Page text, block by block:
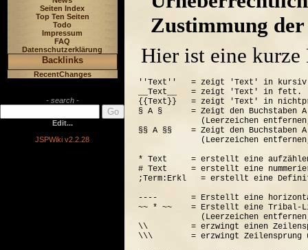
Seiten Index
Top Ten Seiten
Todo
Impressum
FAQ
Datenschutzerklärung
Backlinks
RecentChanges
- search -
Edit...
JSPWiki v2.2.28
Zustimmung
Hier ist eine
''Text''   = zeigt 'Text' in
__Text__   = zeigt 'Text' in fett.
{{Text}}   = zeigt 'Text' in
§ A §      = Zeigt den Buchstaben
(Leerzeichen
§§ A §§    = Zeigt den Buchstaben
(Leerzeichen
* Text     = erstellt eine
# Text     = erstellt eine
;Term:Erkl   = erstellt eine
----       = Erstellt eine
~~ * ~~    = Erstellt eine Tribal-
(Leerzeichen
\\         = erzwingt einen
\\\        = erzwingt Zeilensprung